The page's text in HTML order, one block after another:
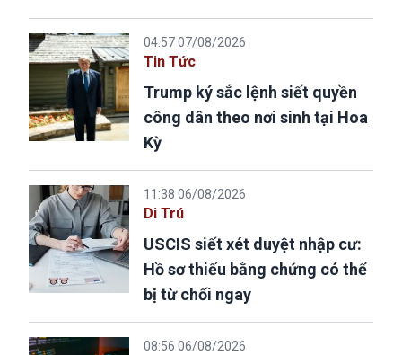
04:57 07/08/2026
Tin Tức
Trump ký sắc lệnh siết quyền
công dân theo nơi sinh tại Hoa
Kỳ
11:38 06/08/2026
Di Trú
USCIS siết xét duyệt nhập cư:
Hồ sơ thiếu bằng chứng có thể
bị từ chối ngay
08:56 06/08/2026